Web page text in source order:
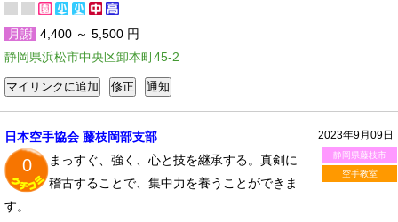
月謝 4,400 ～ 5,500 円
静岡県浜松市中央区卸本町45-2
2023年9月09日
静岡県藤枝市
空手教室
日本空手協会 藤枝岡部支部
0
まっすぐ、強く、心と技を継承する。真剣に
稽古することで、集中力を養うことができま
す。